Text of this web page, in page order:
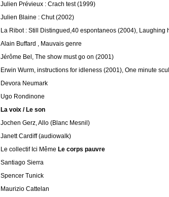
Julien Prévieux : Crach test (1999)
Julien Blaine : Chut (2002)
La Ribot : Still Distingued,40 espontaneos (2004), Laughing
Alain Buffard , Mauvais genre
Jérôme Bel, The show must go on (2001)
Erwin Wurm, instructions for idleness (2001), One minute
Devora Neumark
Ugo Rondinone
La voix / Le son
Jochen Gerz, Allo (Blanc Mesnil)
Janett Cardiff (audiowalk)
Le collectif Ici Même Le corps pauvre
Santiago Sierra
Spencer Tunick
Maurizio Cattelan